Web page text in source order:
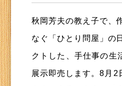
秋岡芳夫の教え子で、
なぐ「ひとり問屋」の
クトした、手仕事の生
展示即売します。8月2